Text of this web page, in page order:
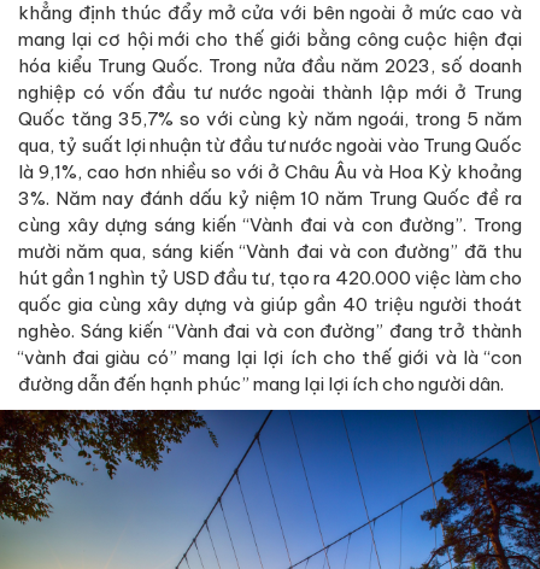
khẳng định thúc đẩy mở cửa với bên ngoài ở mức cao và
mang lại cơ hội mới cho thế giới bằng công cuộc hiện đại
hóa kiểu Trung Quốc. Trong nửa đầu năm 2023, số doanh
nghiệp có vốn đầu tư nước ngoài thành lập mới ở Trung
Quốc tăng 35,7% so với cùng kỳ năm ngoái, trong 5 năm
qua, tỷ suất lợi nhuận từ đầu tư nước ngoài vào Trung Quốc
là 9,1%, cao hơn nhiều so với ở Châu Âu và Hoa Kỳ khoảng
3%. Năm nay đánh dấu kỷ niệm 10 năm Trung Quốc đề ra
cùng xây dựng sáng kiến “Vành đai và con đường”. Trong
mười năm qua, sáng kiến “Vành đai và con đường” đã thu
hút gần 1 nghìn tỷ USD đầu tư, tạo ra 420.000 việc làm cho
quốc gia cùng xây dựng và giúp gần 40 triệu người thoát
nghèo. Sáng kiến “Vành đai và con đường” đang trở thành
“vành đai giàu có” mang lại lợi ích cho thế giới và là “con
đường dẫn đến hạnh phúc” mang lại lợi ích cho người dân.